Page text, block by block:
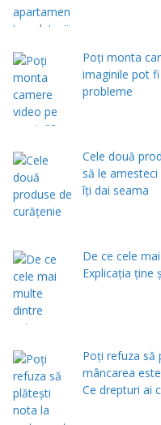
Poți monta
imaginile pot
probleme
Cele două
să le
îţi dai seama
De ce cele
Explicația ține
Poți refuza să
mâncarea
Ce drepturi ai